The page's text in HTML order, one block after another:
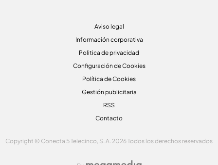
Aviso legal
Información corporativa
Politica de privacidad
Configuración de Cookies
Política de Cookies
Gestión publicitaria
RSS
Contacto
Copyright © Conecta 5 Telecinco, S. A. 2026 Todos los derechos reservados